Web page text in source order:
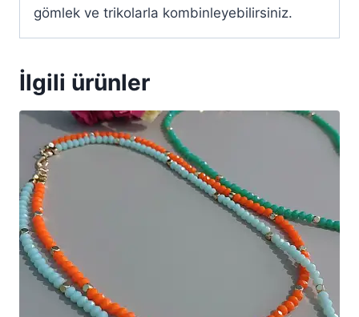
gömlek ve trikolarla kombinleyebilirsiniz.
İlgili ürünler